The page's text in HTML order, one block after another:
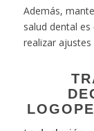
Además,
salud dental
realizar